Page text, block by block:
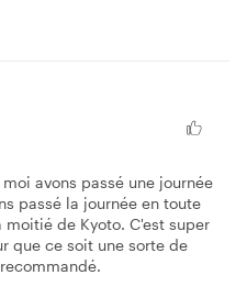
avons passé une journée
passé la journée en toute
de Kyoto. C'est super
que ce soit une sorte de